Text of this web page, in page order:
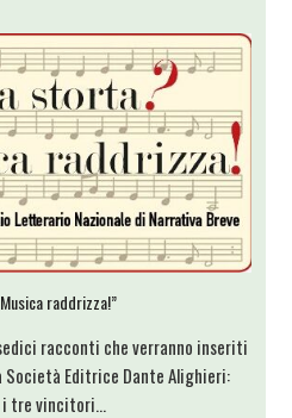
raddrizza!”
racconti che verranno inseriti
Società Editrice Dante Alighieri:
tre vincitori...